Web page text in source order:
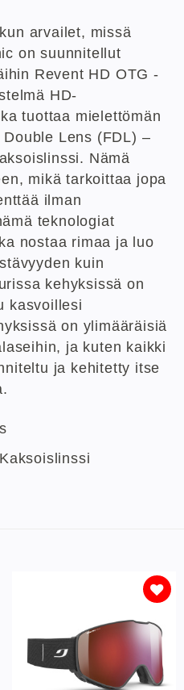
arvailet, missä
on suunnitellut
Revent HD OTG -
HD-
tuottaa mielettömän
Lens (FDL) –
Nämä
mikä tarkoittaa jopa
ilman
teknologiat
nostaa rimaa ja luo
kuin
kehyksissä on
kasvoillesi
on ylimääräisiä
ja kuten kaikki
ja kehitetty itse
toivelistaan